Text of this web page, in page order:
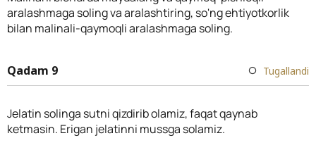
aralashmaga soling va aralashtiring, so'ng ehtiyotkorlik
bilan malinali-qaymoqli aralashmaga soling.
Qadam 9 Tugallandi
Jelatin solinga sutni qizdirib olamiz, faqat qaynab
ketmasin. Erigan jelatinni mussga solamiz.